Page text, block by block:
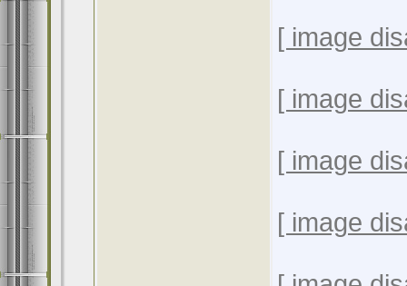
[ image
[ image
[ image
[ image